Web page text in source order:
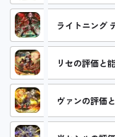
ライトニング
リセの評価と
ヴァンの評価